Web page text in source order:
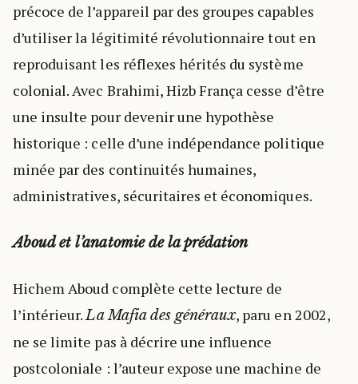
précoce de l’appareil par des groupes capables
d’utiliser la légitimité révolutionnaire tout en
reproduisant les réflexes hérités du système
colonial. Avec Brahimi, Hizb França cesse d’être
une insulte pour devenir une hypothèse
historique : celle d’une indépendance politique
minée par des continuités humaines,
administratives, sécuritaires et économiques.
Aboud et l’anatomie de la prédation
Hichem Aboud complète cette lecture de
l’intérieur.La Mafia des généraux, paru en 2002,
ne se limite pas à décrire une influence
postcoloniale : l’auteur expose une machine de